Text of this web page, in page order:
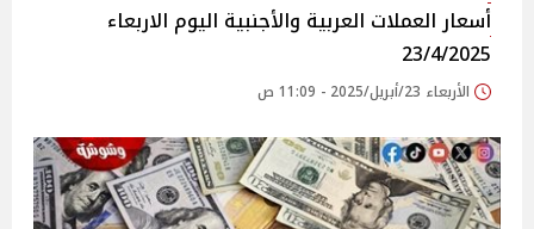
أسعار العملات العربية والأجنبية اليوم الاربعاء
23/4/2025
الأربعاء 23/أبريل/2025 - 11:09 ص